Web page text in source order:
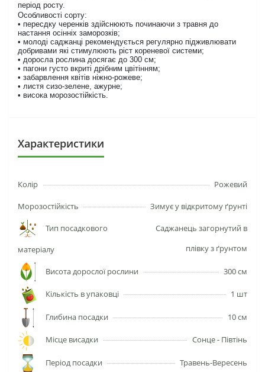
період росту.
Особливості сорту:
• пересдку черенків здійснюють починаючи з травня до
настання осінніх заморозків;
• молоді саджанці рекомендується регулярно підживлювати
добривами які стимулюють ріст кореневої системи;
• доросла рослина досягає до 300 см;
• пагони густо вкриті дрібним цвітінням;
• забарвлення квітів ніжно-рожеве;
• листя сизо-зелене, ажурне;
• висока морозостійкість.
Характеристики
Колір Рожевий
Морозостійкість Зимує у відкритому ґрунті
Тип посадкового
матеріалу
Саджанець загорнутий в
плівку з ґрунтом
Висота дорослої рослини 300 см
Кількість в упаковці 1 шт
Глибина посадки 10 см
Місце висадки Сонце - Півтінь
Період посадки Травень-Вересень